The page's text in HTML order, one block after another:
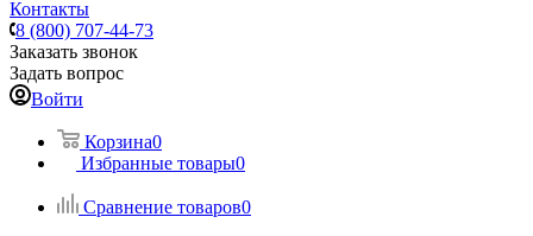
Контакты
8 (800) 707-44-73
Заказать звонок
Задать вопрос
Войти
Корзина0
Избранные товары0
Сравнение товаров0